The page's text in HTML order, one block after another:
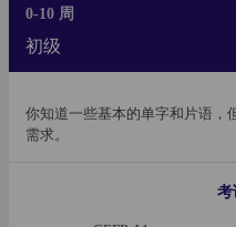
0-10 周
初级
你知道一些基本的单字和片语，
需求。